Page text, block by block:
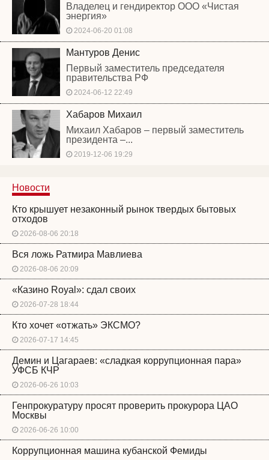
Владелец и гендиректор ООО «Чистая
энергия»
2024-06-20 01:08
Мантуров Денис
Первый заместитель председателя
правительства РФ
2024-06-12 22:49
Хабаров Михаил
Михаил Хабаров – первый заместитель
президента –...
2019-12-06 19:29
Новости
Кто крышует незаконный рынок твердых бытовых
отходов
2026-08-06 20:18
Вся ложь Ратмира Мавлиева
2026-08-06 20:09
«Казино Royal»: сдал своих
2026-07-28 18:44
Кто хочет «отжать» ЭКСМО?
2026-07-17 14:45
Демин и Цагараев: «сладкая коррупционная пара»
УФСБ КЧР
2026-06-26 10:03
Генпрокуратуру просят проверить прокурора ЦАО
Москвы
2026-06-26 10:00
Коррупционная машина кубанской Фемиды